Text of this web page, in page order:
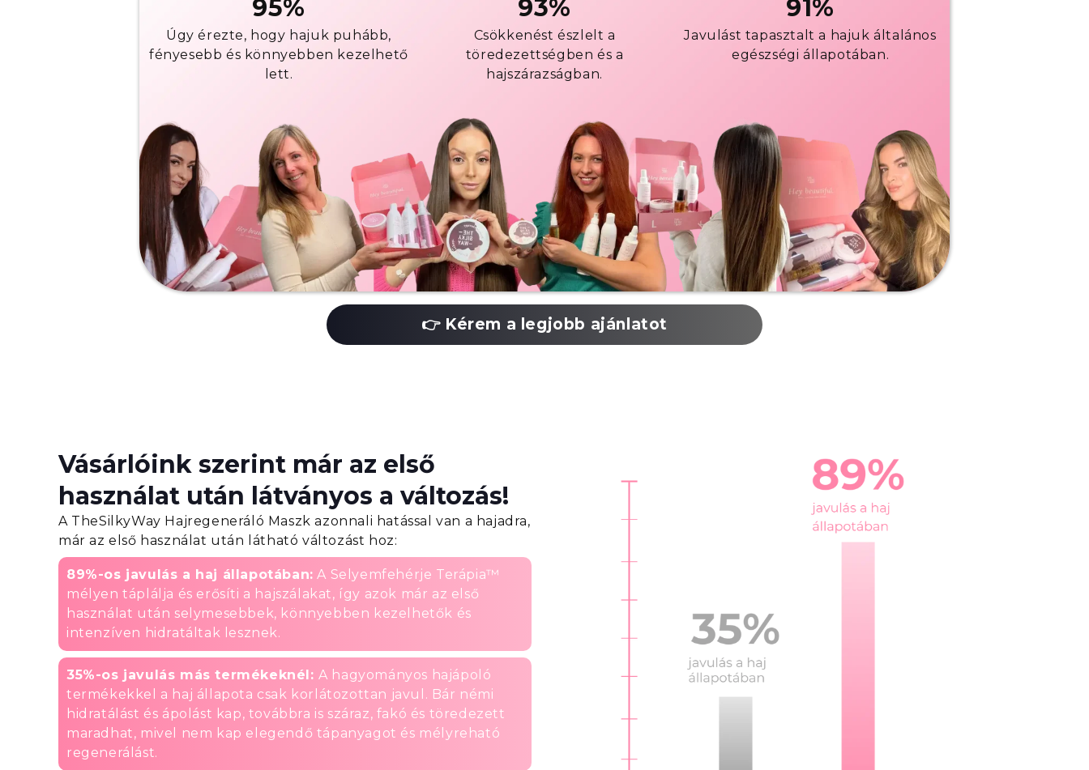
95%
Úgy érezte, hogy hajuk puhább,
fényesebb és könnyebben kezelhető
lett.
93%
Csökkenést észlelt a
töredezettségben és a
hajszárazságban.
91%
Javulást tapasztalt a hajuk általános
egészségi állapotában.
👉 Kérem a legjobb ajánlatot
Vásárlóink szerint már az első
használat után látványos a változás!
A TheSilkyWay Hajregeneráló Maszk azonnali hatással van a hajadra,
már az első használat után látható változást hoz:
89%-os javulás a haj állapotában: A Selyemfehérje Terápia™
mélyen táplálja és erősíti a hajszálakat, így azok már az első
használat után selymesebbek, könnyebben kezelhetők és
intenzíven hidratáltak lesznek.
35%-os javulás más termékeknél:A hagyományos hajápoló
termékekkel a haj állapota csak korlátozottan javul. Bár némi
hidratálást és ápolást kap, továbbra is száraz, fakó és töredezett
maradhat, mivel nem kap elegendő tápanyagot és mélyreható
regenerálást.